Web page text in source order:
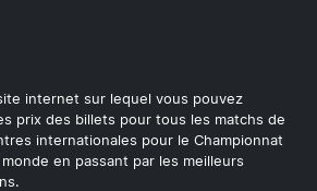
internet sur lequel vous pouvez
prix des billets pour tous les matchs de
internationales pour le Championnat
en passant par les meilleurs